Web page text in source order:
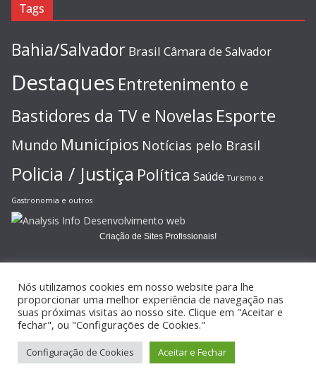
Tags
Bahia/Salvador Brasil Câmara de Salvador
Destaques Entretenimento e
Bastidores da TV e Novelas Esporte
Mundo Municípios Notícias pelo Brasil
Policia / Justiça Política Saúde Turismo e
Gastronomia e outros
Criação de Sites Profissionais!
Copyright © 2026JORNAL GAZETA ONLINE
reservados.
Tema:ColorMagpor ThemeGrill. Powered by
Nós utilizamos cookies em nosso website para lhe
proporcionar uma melhor experiência de navegação nas
suas próximas visitas ao nosso site. Clique em "Aceitar e
fechar", ou "Configurações de Cookies."
Configuração de Cookies Aceitar e Fechar